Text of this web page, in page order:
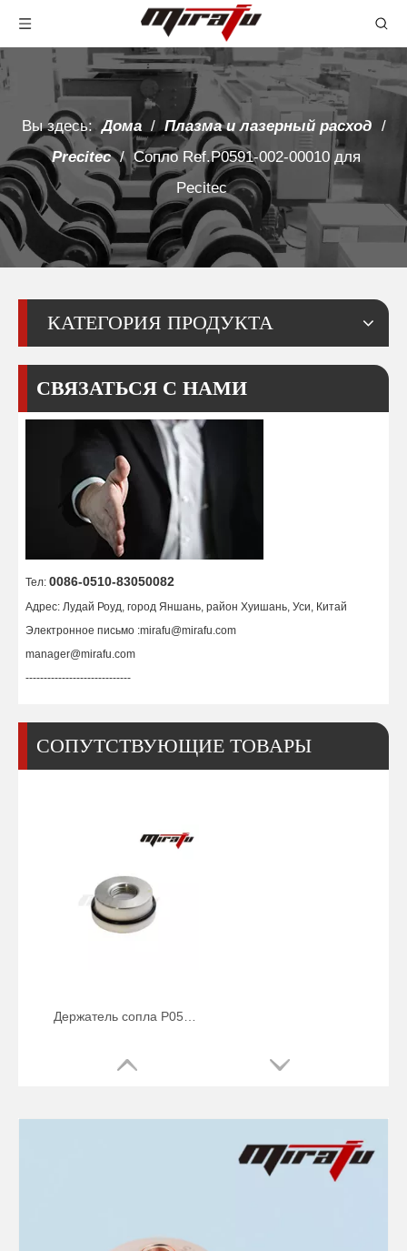
Вы здесь: Дома / Плазма и лазерный расход /
Precitec / Сопло Ref.P0591-002-00010 для
Pecitec
КАТЕГОРИЯ ПРОДУКТА
СВЯЗАТЬСЯ С НАМИ
Тел: 0086-0510-83050082
Адрес: Лудай Роуд, город Яншань, район Хуишань, Уси, Китай
Электронное письмо :mirafu@mirafu.com
manager@mirafu.com
-----------------------------
СОПУТСТВУЮЩИЕ ТОВАРЫ